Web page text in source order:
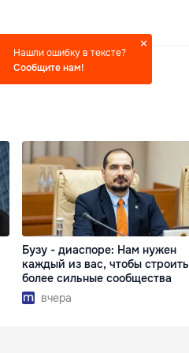
Нашли ошибку в тексте?
Сообщите нам!
Бузу - диаспоре: Нам нужен
каждый из вас, чтобы строить
более сильные сообщества
вчера